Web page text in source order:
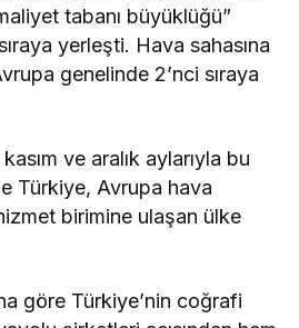
tabanı büyüklüğü”
yerleşti. Hava sahasına
genelinde 2’nci sıraya
ve aralık aylarıyla bu
Türkiye, Avrupa hava
birimine ulaşan ülke
göre Türkiye’nin coğrafi